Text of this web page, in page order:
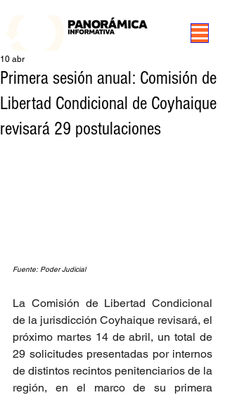
Primera sesión anual: Comisión de
Libertad Condicional de Coyhaique
revisará 29 postulaciones
10 abr
Fuente: Poder Judicial
La Comisión de Libertad Condicional
de la jurisdicción Coyhaique revisará, el
próximo martes 14 de abril, un total de
29 solicitudes presentadas por internos
de distintos recintos penitenciarios de la
región, en el marco de su primera